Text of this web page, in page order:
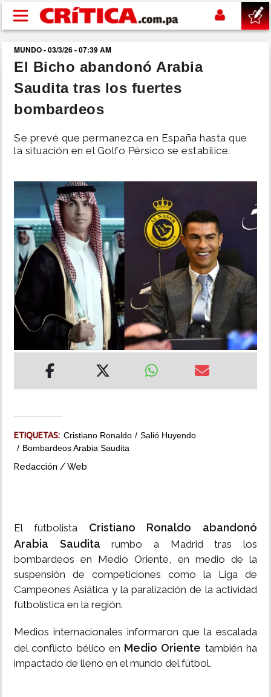
Pasar al contenido principal
buscar
SUCESOS
POLÍTICA
SHOW
DEPORTES
MUNDO
INSÓLITAS
MULTIMEDIA
MUNDO - 03/3/26 - 07:39 AM
El Bicho abandonó Arabia
Saudita tras los fuertes
bombardeos
Se prevé que permanezca en España hasta que
la situación en el Golfo Pérsico se estabilice.
ETIQUETAS: Cristiano Ronaldo
Salió Huyendo
Bombardeos Arabia Saudita
Redacción / Web
El futbolista Cristiano Ronaldo abandonó
Arabia Saudita rumbo a Madrid tras los
bombardeos en Medio Oriente, en medio de la
suspensión de competiciones como la Liga de
Campeones Asiática y la paralización de la actividad
futbolística en la región.
Medios internacionales informaron que la escalada
del conflicto bélico en Medio Oriente también ha
impactado de lleno en el mundo del fútbol.